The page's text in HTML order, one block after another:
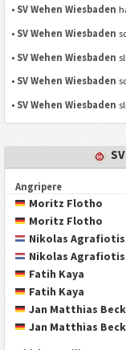
• SV Wehen Wiesbaden
• SV Wehen Wiesbaden
• SV Wehen Wiesbaden
• SV Wehen Wiesbaden
• SV Wehen Wiesbaden
Angripere
Moritz Flotho
Moritz Flotho
Nikolas Agrafiotis
Nikolas Agrafiotis
Fatih Kaya
Fatih Kaya
Jan Matthias
Jan Matthias